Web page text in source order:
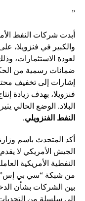
”
أبدت شركات النفط
والكبير في فنزويلا،
لعودة الاستثمارات،
ضمانات رسمية من
إشارات إلى تخفيف
فنزويلا، بهدف زيادة
البلاد. الوضع الحالي
النفط الفنزويلي.
أكد المتحدث باسم
الجيش الأمريكي لا
النفطية الأمريكية
من شبكة “سي بي إس”
بين الشركات بشأن
إلى سلسلة من